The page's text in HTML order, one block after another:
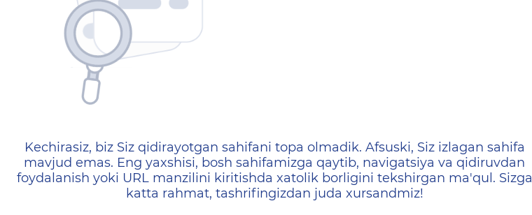
404 — Страница не найдена
Kechirasiz, biz Siz qidirayotgan sahifani topa olmadik. Afsuski, Siz izlagan sahifa
mavjud emas. Eng yaxshisi, bosh sahifamizga qaytib, navigatsiya va qidiruvdan
foydalanish yoki URL manzilini kiritishda xatolik borligini tekshirgan ma'qul. Sizga
katta rahmat, tashrifingizdan juda xursandmiz!